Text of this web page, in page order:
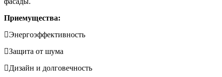
Приемущества:
Энергоэффективность
Защита от шума
Дизайн и долговечность